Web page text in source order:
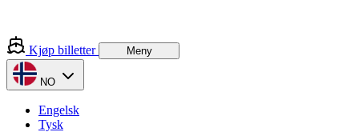
Kjøp billetter Meny
NO
Engelsk
Tysk